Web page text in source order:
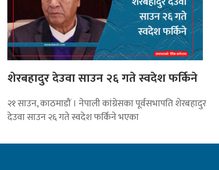
शेरबहादुर देउवा साउन २६ गते स्वदेश फर्किने
२१ साउन, काठमाडौं । नेपाली कांग्रेसका पूर्वसभापति शेरबहादुर
देउवा साउन २६ गते स्वदेश फर्किने भएका